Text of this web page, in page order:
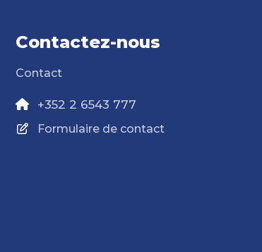
Contactez-nous
Contact
+352 2 6543 777
Formulaire de contact